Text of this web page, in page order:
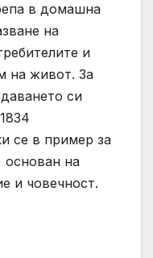
в домашна
на
и
на живот. За
си
се в пример за
основан на
и човечност.